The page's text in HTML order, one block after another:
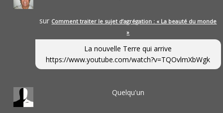
sur Comment traiter le sujet d’agrégation : « La beauté du monde
»
La nouvelle Terre qui arrive
https://www.youtube.com/watch?v=TQOvlmXbWgk
Quelqu'un